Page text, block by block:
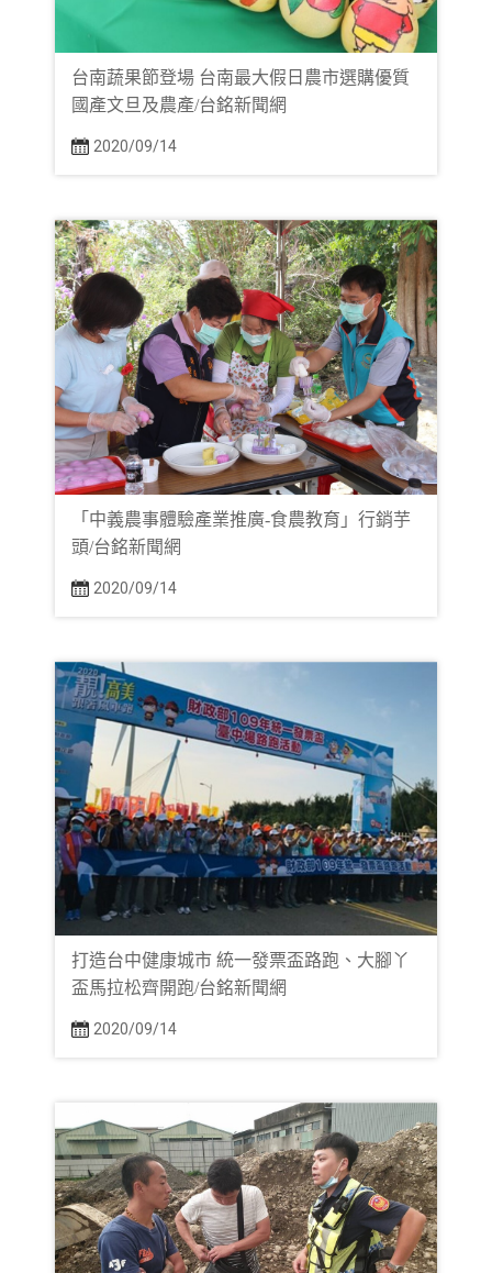
台南蔬果節登場 台南最大假日農市選購優質
國產文旦及農產/台銘新聞網
2020/09/14
「中義農事體驗產業推廣-食農教育」行銷芋
頭/台銘新聞網
2020/09/14
打造台中健康城市 統一發票盃路跑、大腳丫
盃馬拉松齊開跑/台銘新聞網
2020/09/14